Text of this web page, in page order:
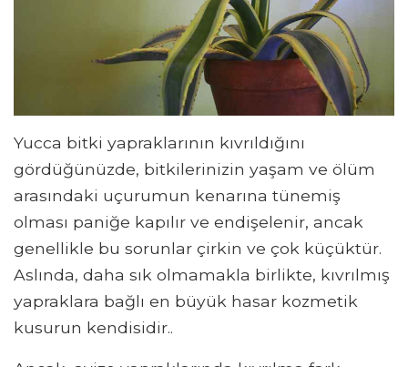
Yucca bitki yapraklarının kıvrıldığını
gördüğünüzde, bitkilerinizin yaşam ve ölüm
arasındaki uçurumun kenarına tünemiş
olması paniğe kapılır ve endişelenir, ancak
genellikle bu sorunlar çirkin ve çok küçüktür.
Aslında, daha sık olmamakla birlikte, kıvrılmış
yapraklara bağlı en büyük hasar kozmetik
kusurun kendisidir..